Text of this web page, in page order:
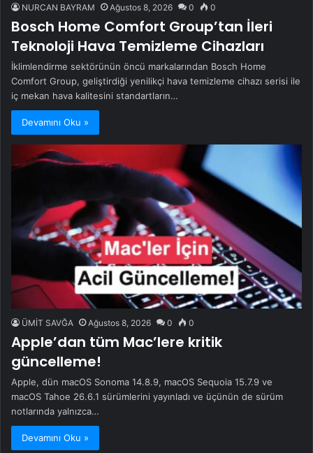
NURCAN BAYRAM Ağustos 8, 2026 0 0
Bosch Home Comfort Group’tan İleri
Teknoloji Hava Temizleme Cihazları
İklimlendirme sektörünün öncü markalarından Bosch Home
Comfort Group, geliştirdiği yenilikçi hava temizleme cihazı serisi ile
iç mekan hava kalitesini standartların…
Devamını Oku »
ÜMİT SAVĞA Ağustos 8, 2026 0 0
Apple’dan tüm Mac’lere kritik
güncelleme!
Apple, dün macOS Sonoma 14.8.9, macOS Sequoia 15.7.9 ve
macOS Tahoe 26.6.1 sürümlerini yayınladı ve üçünün de sürüm
notlarında yalnızca…
Devamını Oku »